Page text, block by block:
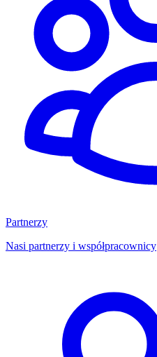
Partnerzy
Nasi partnerzy i współpracownicy